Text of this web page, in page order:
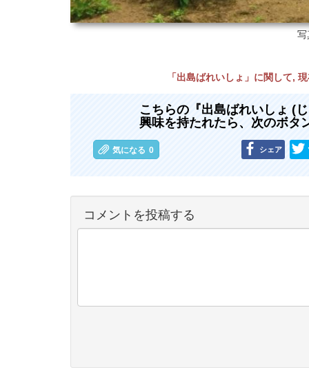
写
「出島ばれいしょ」に関して,
こちらの『出島ばれいしょ (
興味を持たれたら、次のボタ
気になる 0 シェア
コメントを投稿する